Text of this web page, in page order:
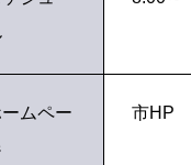
ムペー 市HP